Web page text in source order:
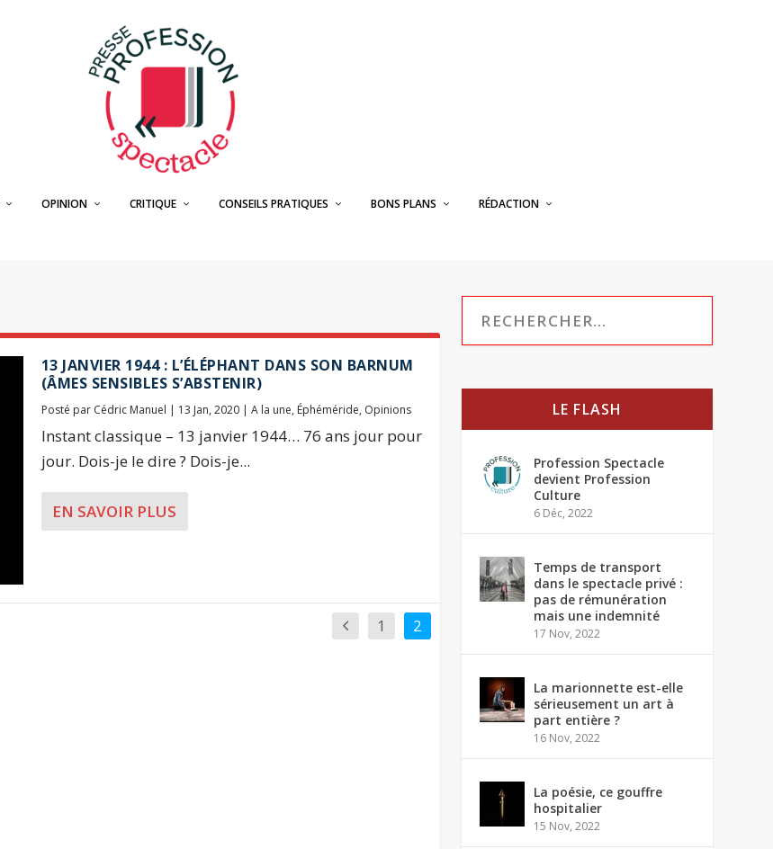
OPINION CRITIQUE CONSEILS PRATIQUES BONS PLANS RÉDACTION
13 JANVIER 1944 : L’ÉLÉPHANT DANS SON BARNUM
(ÂMES SENSIBLES S’ABSTENIR)
Posté par Cédric Manuel | 13 Jan, 2020| A la une, Éphéméride, Opinions
Instant classique – 13 janvier 1944… 76 ans jour pour
jour. Dois-je le dire ? Dois-je...
EN SAVOIR PLUS
1 2
LE FLASH
Profession Spectacle
devient Profession
Culture
6 Déc, 2022
Temps de transport
dans le spectacle privé :
pas de rémunération
mais une indemnité
17 Nov, 2022
La marionnette est-elle
sérieusement un art à
part entière ?
16 Nov, 2022
La poésie, ce gouffre
hospitalier
15 Nov, 2022